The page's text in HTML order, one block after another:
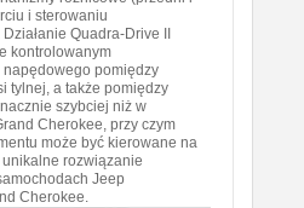
i sterowaniu
Quadra-Drive II
kontrolowanym
pomiędzy
tylnej, a także pomiędzy
szybciej niż w
Cherokee, przy czym
może być kierowane na
unikalne rozwiązanie
Jeep
Cherokee.